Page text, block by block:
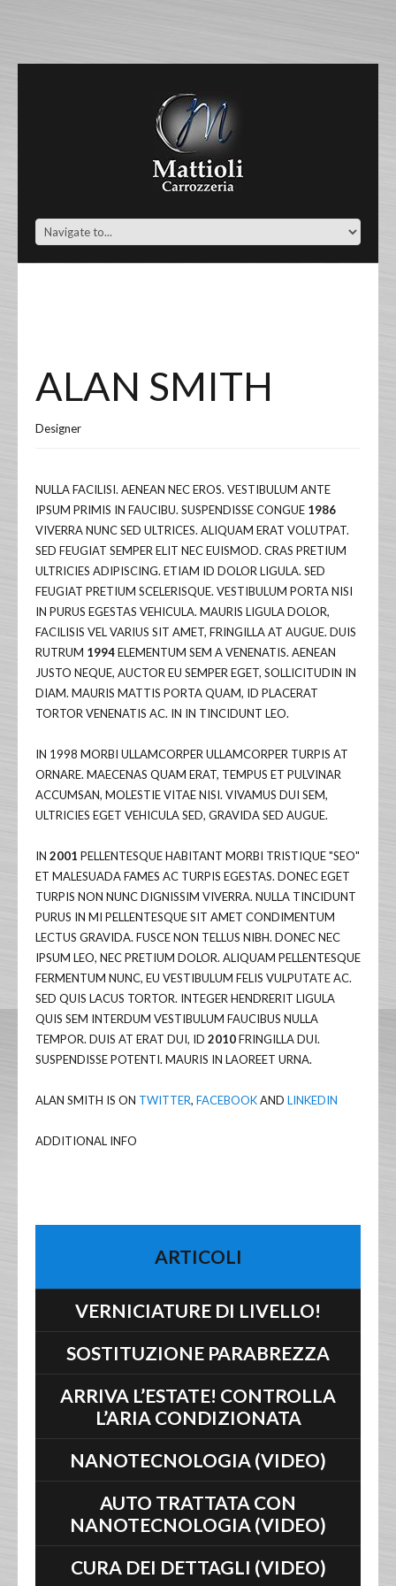
ALAN SMITH
Designer
NULLA FACILISI. AENEAN NEC EROS. VESTIBULUM ANTE
IPSUM PRIMIS IN FAUCIBU. SUSPENDISSE CONGUE 1986
VIVERRA NUNC SED ULTRICES. ALIQUAM ERAT VOLUTPAT.
SED FEUGIAT SEMPER ELIT NEC EUISMOD. CRAS PRETIUM
ULTRICIES ADIPISCING. ETIAM ID DOLOR LIGULA. SED
FEUGIAT PRETIUM SCELERISQUE. VESTIBULUM PORTA NISI
IN PURUS EGESTAS VEHICULA. MAURIS LIGULA DOLOR,
FACILISIS VEL VARIUS SIT AMET, FRINGILLA AT AUGUE. DUIS
RUTRUM 1994ELEMENTUM SEM A VENENATIS. AENEAN
JUSTO NEQUE, AUCTOR EU SEMPER EGET, SOLLICITUDIN IN
DIAM. MAURIS MATTIS PORTA QUAM, ID PLACERAT
TORTOR VENENATIS AC. IN IN TINCIDUNT LEO.
IN 1998 MORBI ULLAMCORPER ULLAMCORPER TURPIS AT
ORNARE. MAECENAS QUAM ERAT, TEMPUS ET PULVINAR
ACCUMSAN, MOLESTIE VITAE NISI. VIVAMUS DUI SEM,
ULTRICIES EGET VEHICULA SED, GRAVIDA SED AUGUE.
IN 2001 PELLENTESQUE HABITANT MORBI TRISTIQUE "SEO"
ET MALESUADA FAMES AC TURPIS EGESTAS. DONEC EGET
TURPIS NON NUNC DIGNISSIM VIVERRA. NULLA TINCIDUNT
PURUS IN MI PELLENTESQUE SIT AMET CONDIMENTUM
LECTUS GRAVIDA. FUSCE NON TELLUS NIBH. DONEC NEC
IPSUM LEO, NEC PRETIUM DOLOR. ALIQUAM PELLENTESQUE
FERMENTUM NUNC, EU VESTIBULUM FELIS VULPUTATE AC.
SED QUIS LACUS TORTOR. INTEGER HENDRERIT LIGULA
QUIS SEM INTERDUM VESTIBULUM FAUCIBUS NULLA
TEMPOR. DUIS AT ERAT DUI, ID 2010FRINGILLA DUI.
SUSPENDISSE POTENTI. MAURIS IN LAOREET URNA.
ALAN SMITH IS ON TWITTER, FACEBOOKAND LINKEDIN
ADDITIONAL INFO
ARTICOLI
VERNICIATURE DI LIVELLO!
SOSTITUZIONE PARABREZZA
ARRIVA L’ESTATE! CONTROLLA
L’ARIA CONDIZIONATA
NANOTECNOLOGIA (VIDEO)
AUTO TRATTATA CON
NANOTECNOLOGIA (VIDEO)
CURA DEI DETTAGLI (VIDEO)